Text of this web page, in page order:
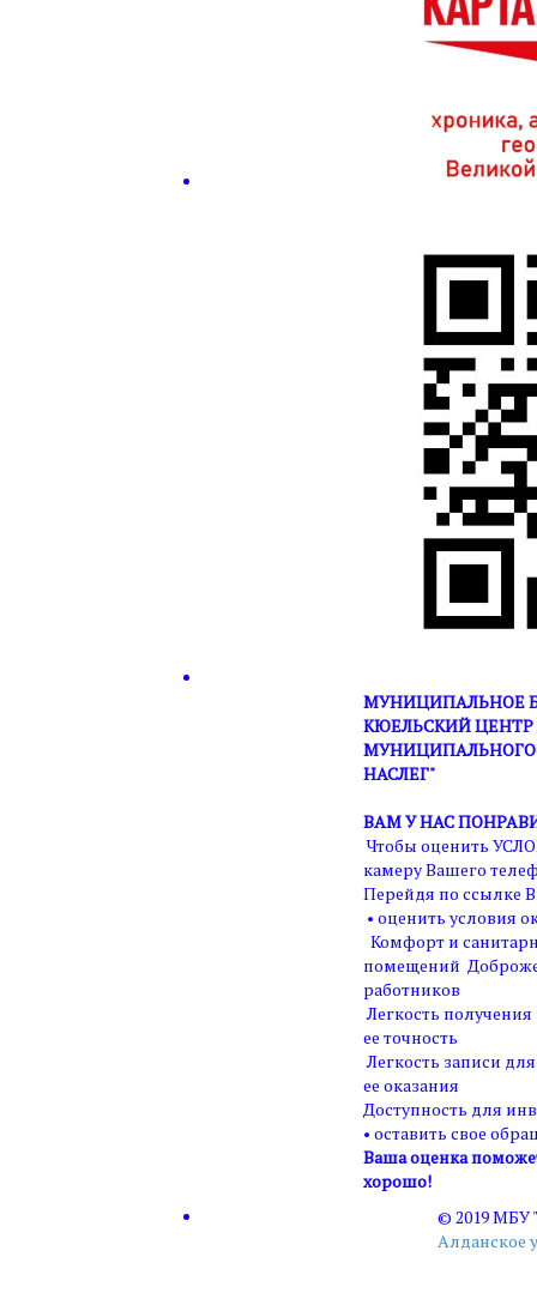
МУНИЦИПАЛЬНОЕ
КЮЕЛЬСКИЙ ЦЕНТР
МУНИЦИПАЛЬНОГО
НАСЛЕГ"
ВАМ У НАС
Чтобы оценить
камеру Вашего
Перейдя по ссылке
• оценить условия
Комфорт и
помещений
работников
Легкость
ее точность
Легкость записи
ее оказания
Доступность для
• оставить свое
Ваша оценка
хорошо!
© 2019
Алданское